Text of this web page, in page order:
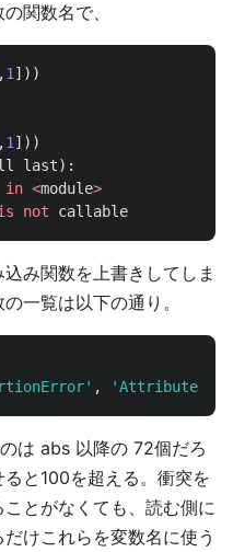
関数名で、
,1 ]))
,1 ]))
last):
in <module>
not callable
み関数を上書きしてしま
一覧は以下の通り。
' , '
は abs 以降の 72個だろ
と100を超える。衝突を
とがなくても、読む側に
けこれらを変数名に使う